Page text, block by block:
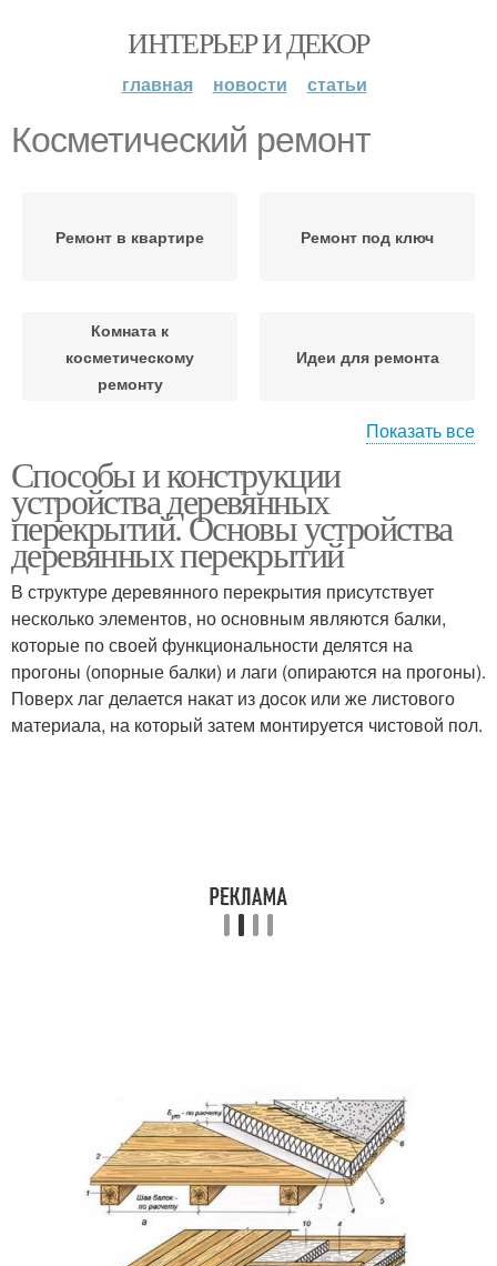
ИНТЕРЬЕР И ДЕКОР
главная новости статьи
Косметический ремонт
Ремонт в квартире Ремонт под ключ
Комната к
косметическому
ремонту
Идеи для ремонта
Бюджетный ремонт
ремонт
Ремонт на маленькой Ремонт в новостройке
Ремонт в комнате
Материалы для
бюджетного ремонта
Ремонт во вторичке Проблемы при ремонте
Показать все
Способы и конструкции
устройства деревянных
перекрытий. Основы устройства
деревянных перекрытий
В структуре деревянного перекрытия присутствует
несколько элементов, но основным являются балки,
которые по своей функциональности делятся на
прогоны (опорные балки) и лаги (опираются на прогоны).
Поверх лаг делается накат из досок или же листового
материала, на который затем монтируется чистовой пол.